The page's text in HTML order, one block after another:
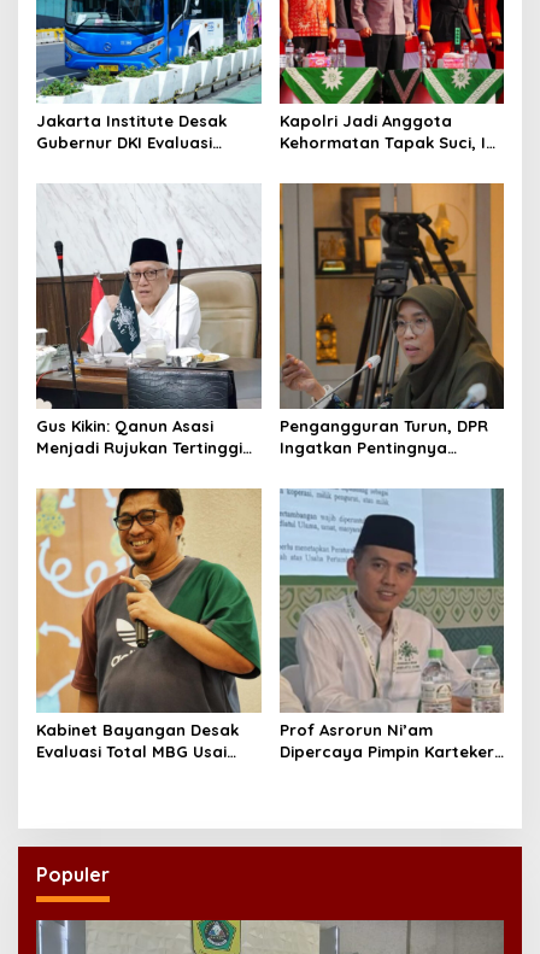
t
i
o
n
Jakarta Institute Desak
Gubernur DKI Evaluasi
Penumpang Diturunkan
Kapolri Jadi Anggota
Kehormatan Tapak Suci, Ini
Gus Kikin: Qanun Asasi
Menjadi Rujukan Tertinggi
Pengangguran Turun, DPR
Ingatkan Pentingnya
yang Layak
Kabinet Bayangan Desak
Evaluasi Total MBG Usai
Prof Asrorun Ni’am
Dipercaya Pimpin Karteker
Populer